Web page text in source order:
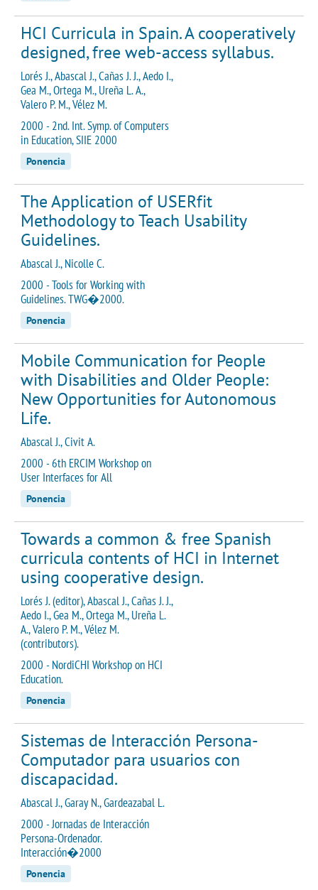
HCI Curricula in Spain. A cooperatively
designed, free web-access syllabus.
Lorés J., Abascal J., Cañas J. J., Aedo I.,
Gea M., Ortega M., Ureña L. A.,
Valero P. M., Vélez M.
2000 - 2nd. Int. Symp. of Computers
in Education, SIIE 2000
Ponencia
The Application of USERfit
Methodology to Teach Usability
Guidelines.
Abascal J., Nicolle C.
2000 - Tools for Working with
Guidelines. TWG�2000.
Ponencia
Mobile Communication for People
with Disabilities and Older People:
New Opportunities for Autonomous
Life.
Abascal J., Civit A.
2000 - 6th ERCIM Workshop on
User Interfaces for All
Ponencia
Towards a common & free Spanish
curricula contents of HCI in Internet
using cooperative design.
Lorés J. (editor), Abascal J., Cañas J. J.,
Aedo I., Gea M., Ortega M., Ureña L.
A., Valero P. M., Vélez M.
(contributors).
2000 - NordiCHI Workshop on HCI
Education.
Ponencia
Sistemas de Interacción Persona-
Computador para usuarios con
discapacidad.
Abascal J., Garay N., Gardeazabal L.
2000 - Jornadas de Interacción
Persona-Ordenador.
Interacción�2000
Ponencia